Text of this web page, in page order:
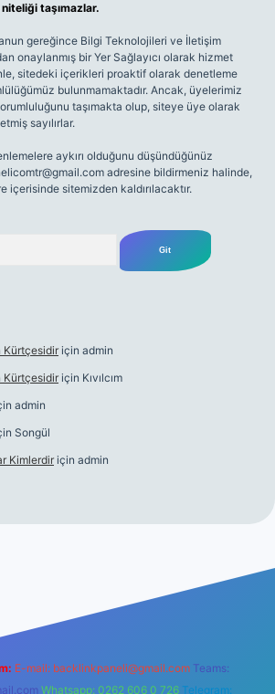
taşımazlar.
gereğince Bilgi Teknolojileri ve İletişim
onaylanmış bir Yer Sağlayıcı olarak hizmet
sitedeki içerikleri proaktif olarak denetleme
bulunmamaktadır. Ancak, üyelerimiz
taşımakta olup, siteye üye olarak
sayılırlar.
aykırı olduğunu düşündüğünüz
adresine bildirmeniz halinde,
içerisinde sitemizden kaldırılacaktır.
Kürtçesidir için admin
Kürtçesidir için Kıvılcım
admin
Songül
Kimlerdir için admin
E-mail: backlinkpaneli@gmail.com Teams:
Whatsapp: 0262 606 0 726 Telegram: